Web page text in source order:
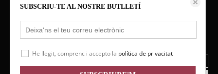
Aquest lloc web emmagatzema dades com galetes per habilitar la funcionalitat
configuració en qualsevol moment o acceptar els paràmetres per defecte.
política de cookies
SUBSCRIU-TE AL NOSTRE BUTLLETÍ
He llegit, comprenc i accepto la política de privacitat